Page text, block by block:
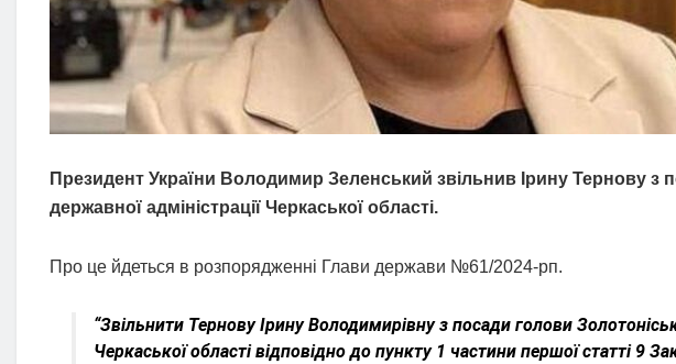
Президент України Володимир Зеленський звільнив Ірину Тернову з
державної адміністрації Черкаської області.
Про це йдеться в розпорядженні Глави держави №61/2024-рп.
“Звільнити Тернову Ірину Володимирівну з посади голови
Черкаської області відповідно до пункту 1 частини першої статті 9